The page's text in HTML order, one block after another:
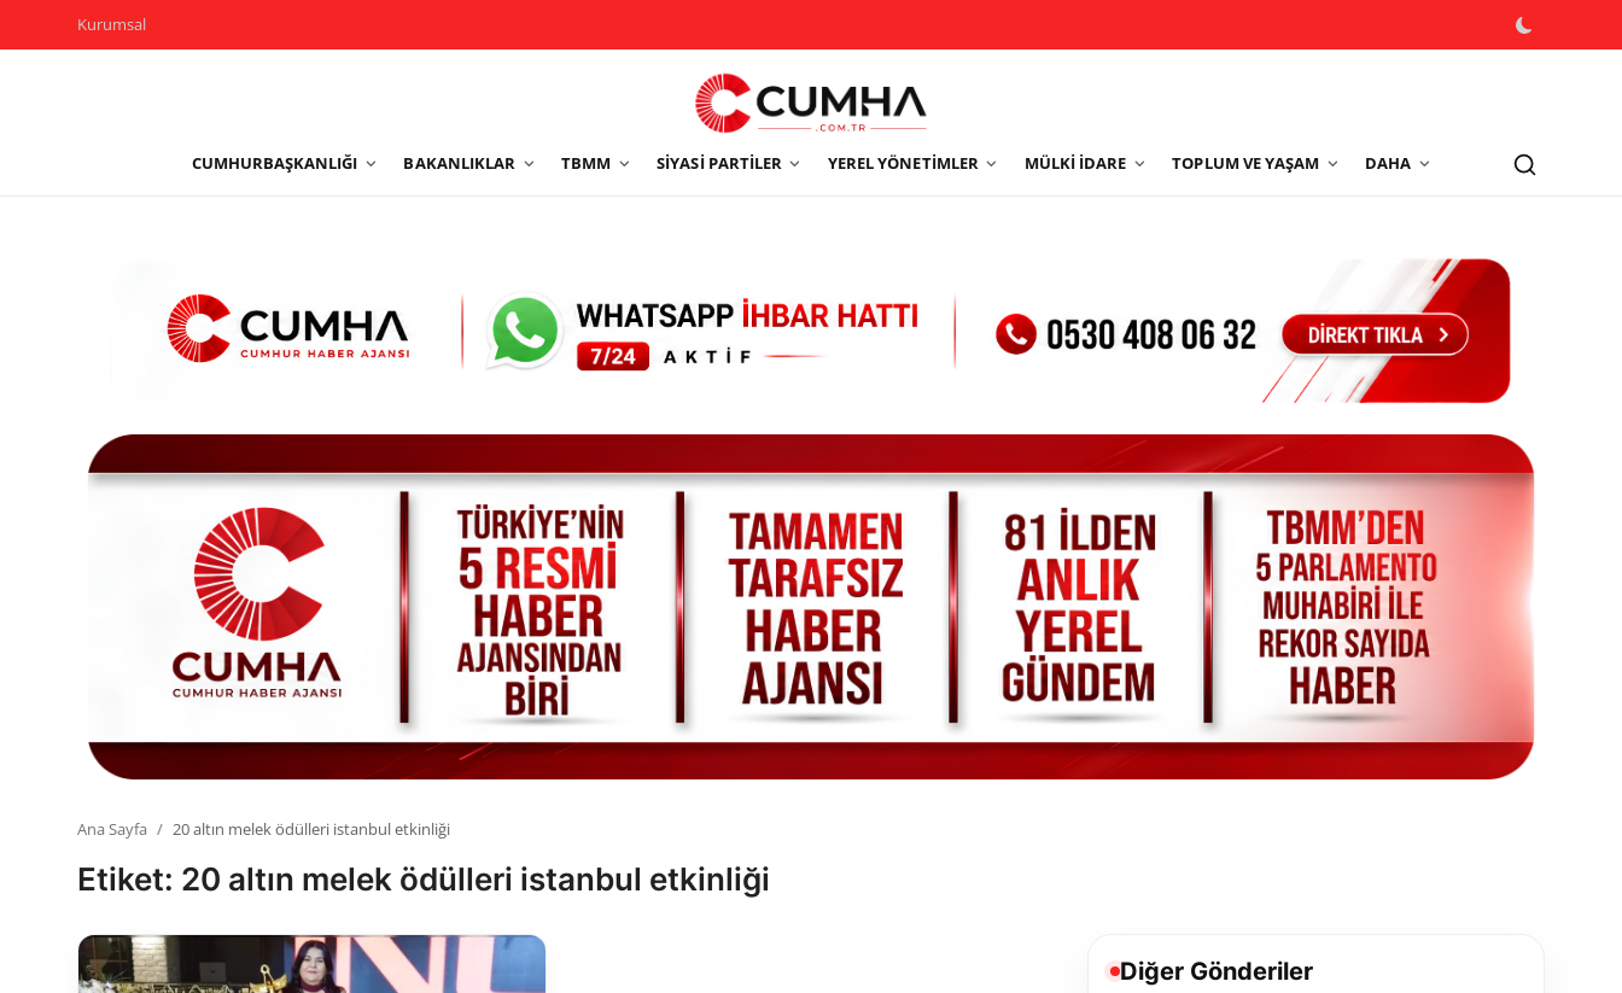
Kurumsal
CUMHURBAŞKANLIĞI BAKANLIKLAR TBMM SIYASI PARTILER YEREL YÖNETIMLER MÜLKI İDARE TOPLUM VE YAŞAM DAHA
Yerel Yönetimler
Sivil Toplum Kuruluşları
Kamu Kurumları ve Üst Kurullar
Resmi Reklamlar
Ana Sayfa 20 altın melek ödülleri istanbul etkinliği
Etiket: 20 altın melek ödülleri istanbul etkinliği
Diğer Gönderiler